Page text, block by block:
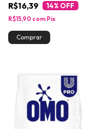
R$16,39 14% OFF
R$15,90 com Pix